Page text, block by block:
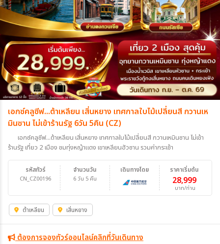
เอกซ์คลูซีฟ...ต้าเหลียน เสิ่นหยาง เทศกาลใบไม้เปลี่ยนสี กวานเห
มินซาน ไม่เข้าร้านรัฐ 6วัน 5คืน (CZ)
เอกซ์คลูซีฟ...ต้าเหลียน เสิ่นหยาง เทศกาลใบไม้เปลี่ยนสี กวานเหมินซาน ไม่เข้า
ร้านรัฐ เที่ยว 2 เมือง ชมทุ่งหญ้าแดง เขาเหลียนฮัวซาน รวมค่ากระเช้า
รหัสทัวร์
CN_CZ00196
จำนวนวัน
6 วัน 5 คืน
ราคาเริ่มต้น
28,999
บาท/ท่าน
เดินทางโดย
ต้าเหลียน เสิ่นหยาง
ต้องการจองทัวร์ออนไลน์คลิกที่วันเดินทาง